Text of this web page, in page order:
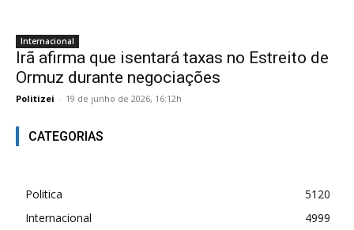
Internacional
Irã afirma que isentará taxas no Estreito de
Ormuz durante negociações
Politizei - 19 de junho de 2026, 16:12h
CATEGORIAS
Politica
5120
Internacional
4999